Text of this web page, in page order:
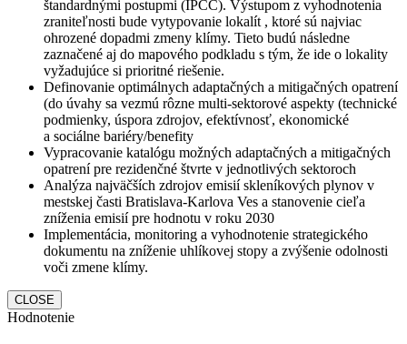
štandardnými postupmi (IPCC). Výstupom z vyhodnotenia
zraniteľnosti bude vytypovanie lokalít , ktoré sú najviac
ohrozené dopadmi zmeny klímy. Tieto budú následne
zaznačené aj do mapového podkladu s tým, že ide o lokality
vyžadujúce si prioritné riešenie.
Definovanie optimálnych adaptačných a mitigačných opatrení
(do úvahy sa vezmú rôzne multi-sektorové aspekty (technické
podmienky, úspora zdrojov, efektívnosť, ekonomické
a sociálne bariéry/benefity
Vypracovanie katalógu možných adaptačných a mitigačných
opatrení pre rezidenčné štvrte v jednotlivých sektoroch
Analýza najväčších zdrojov emisií skleníkových plynov v
mestskej časti Bratislava-Karlova Ves a stanovenie cieľa
zníženia emisií pre hodnotu v roku 2030
Implementácia, monitoring a vyhodnotenie strategického
dokumentu na zníženie uhlíkovej stopy a zvýšenie odolnosti
voči zmene klímy.
CLOSE
Hodnotenie